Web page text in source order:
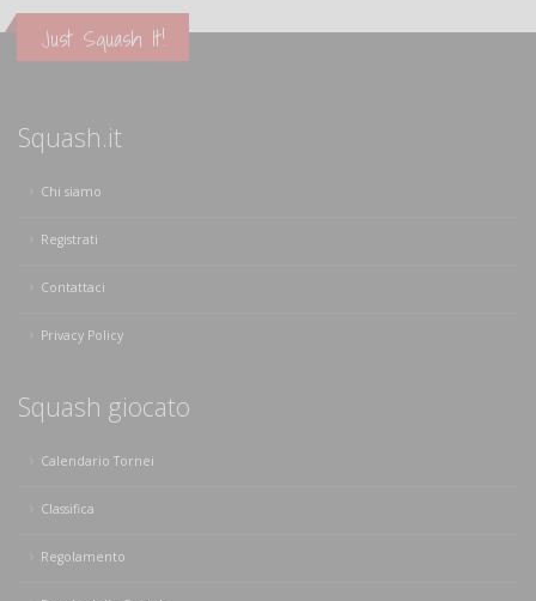
Just Squash It!
Squash.it
Chi siamo
Registrati
Contattaci
Privacy Policy
Squash giocato
Calendario Tornei
Classifica
Regolamento